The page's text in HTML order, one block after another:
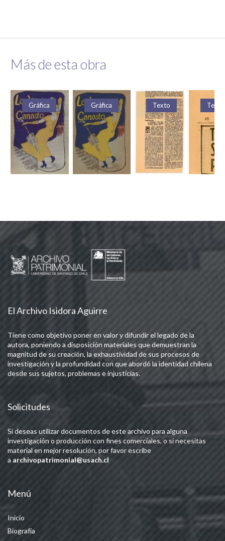
Más de esta obra
Gráfica Gráfica Texto Texto
El Archivo Isidora Aguirre
Tiene como objetivo poner en valor y difundir el legado de la
autora, poniendo a disposición materiales que demuestran la
magnitud de su creación, la exhaustividad de sus procesos de
investigación y la profundidad con que abordó la identidad chilena
desde sus sujetos, problemas e injusticias.
Solicitudes
Si deseas utilizar documentos de este archivo para alguna
investigación o producción con fines comerciales, o si necesitas
material en mejor resolución, por favor escribe
a archivopatrimonial@usach.cl
Menú
Inicio
Biografía